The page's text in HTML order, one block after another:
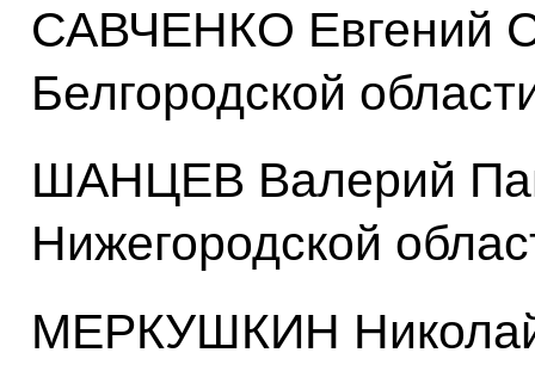
САВЧЕНКО Евгений
Белгородской
ШАНЦЕВ Валерий
Нижегородской
МЕРКУШКИН Николай